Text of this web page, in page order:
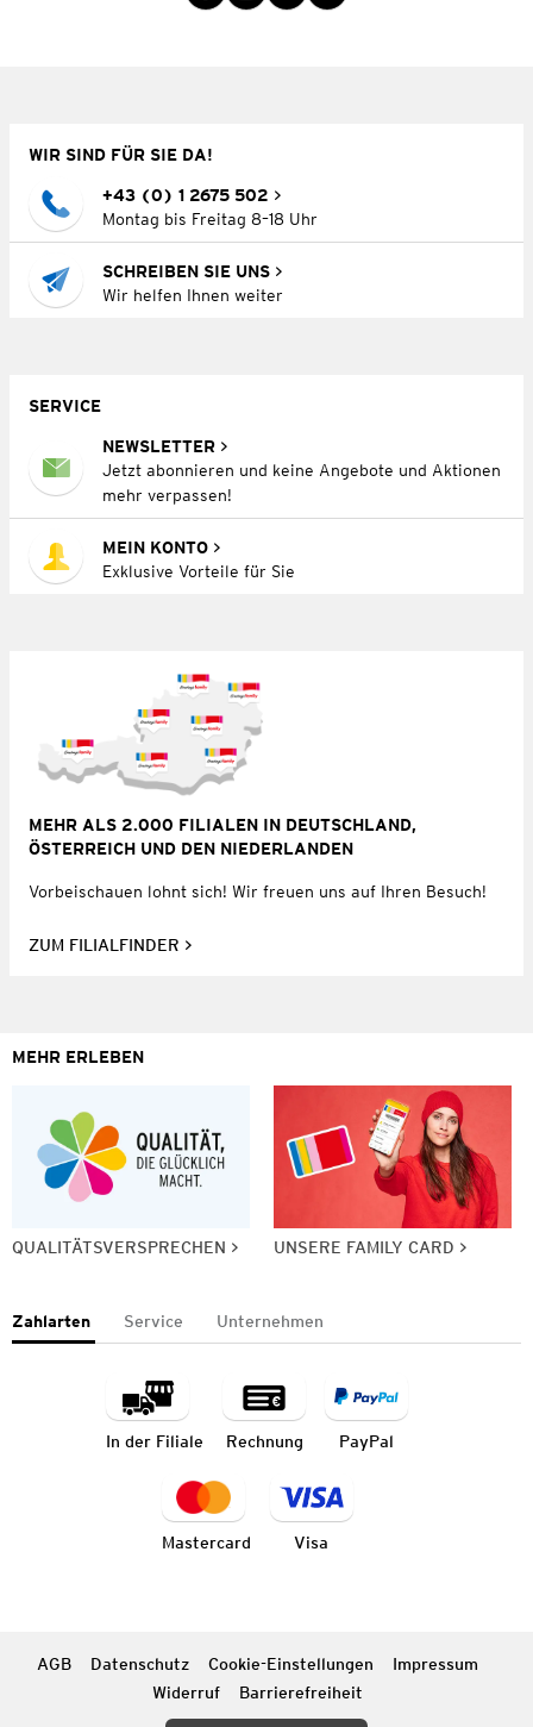
WIR SIND FÜR SIE DA!
+43 (0) 1 2675 502
Montag bis Freitag 8–18 Uhr
SCHREIBEN SIE UNS
Wir helfen Ihnen weiter
SERVICE
NEWSLETTER
Jetzt abonnieren und keine Angebote und Aktionen
mehr verpassen!
MEIN KONTO
Exklusive Vorteile für Sie
MEHR ALS 2.000 FILIALEN IN DEUTSCHLAND,
ÖSTERREICH UND DEN NIEDERLANDEN
Vorbeischauen lohnt sich! Wir freuen uns auf Ihren Besuch!
ZUM FILIALFINDER
MEHR ERLEBEN
QUALITÄTSVERSPRECHEN UNSERE FAMILY CARD
Zahlarten Service Unternehmen
In der Filiale Rechnung PayPal
Mastercard Visa
AGB Datenschutz Cookie-Einstellungen
Impressum
Widerruf
Barrierefreiheit